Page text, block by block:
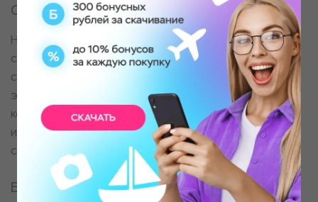
Ссылки
На сайте могут содержаться ссылки на другие
сайты. Сайт не несет ответственности за
содержание, качество и политику безопасности
этих сайтов. Данное заявление о
конфиденциальности относится только к
информации, размещенной непосредственно на
сайте.
Безопасность